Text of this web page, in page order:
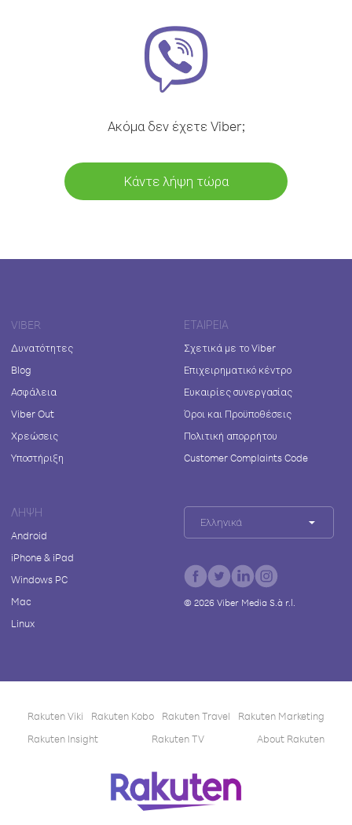
Ακόμα δεν έχετε Viber;
Κάντε λήψη τώρα
VIBER
Δυνατότητες
Blog
Ασφάλεια
Viber Out
Χρεώσεις
Υποστήριξη
ΕΤΑΙΡΕΊΑ
Σχετικά με το Viber
Επιχειρηματικό κέντρο
Ευκαιρίες συνεργασίας
Όροι και Προϋποθέσεις
Πολιτική απορρήτου
Customer Complaints Code
ΛΉΨΗ
Android
iPhone & iPad
Windows PC
Mac
Linux
Ελληνικά
© 2026Viber Media S.à r.l.
Rakuten Viki Rakuten Kobo Rakuten Travel
Rakuten Marketing
Rakuten Insight
Rakuten TV About Rakuten